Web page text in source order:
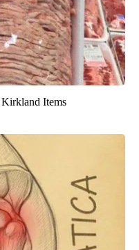
Items